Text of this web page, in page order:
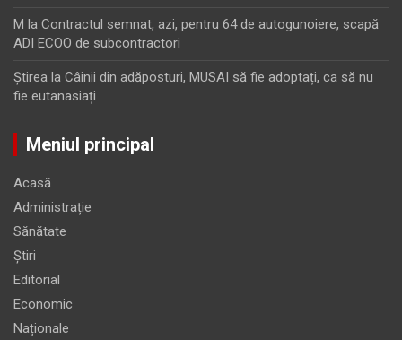
M la Contractul semnat, azi, pentru 64 de autogunoiere, scapă
ADI ECOO de subcontractori
Ştirea la Câinii din adăposturi, MUSAI să fie adoptați, ca să nu
fie eutanasiați
Meniul principal
Acasă
Administrație
Sănătate
Știri
Editorial
Economic
Naționale